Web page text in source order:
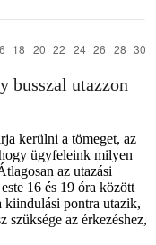
busszal utazzon
kerülni a tömeget, az
ügyfeleink milyen
az utazási
16 és 19 óra között
kiindulási pontra utazik,
szüksége az érkezéshez,